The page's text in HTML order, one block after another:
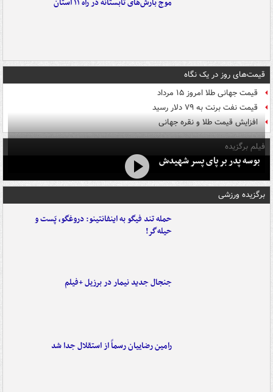
قیمت‌های روز در یک نگاه
قیمت جهانی طلا امروز ۱۵ مرداد
قیمت نفت برنت به ۷۹ دلار رسید
افزایش قیمت طلا و نقره جهانی
فیلم برگزیده
بوسه‌ پدر بر پای پسر شهیدش
برگزیده ورزشی
حمله تند فیگو به اینفانتینو: دروغگو، پَست‌ و
حیله‌گر!
جنجال جدید نیمار در برزیل +فیلم
رامین رضاییان رسماً از استقلال جدا شد